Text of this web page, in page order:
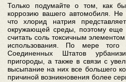
Только подумайте о том, как
коррозию вашего автомобиля. Не
что хлорид натрия
окружающей среды, поэтому еще
считать соль токсичным
использования. По мере
Соединенных Штатов
пригороды, а также в связи с
высыпание на них все большего
причиной возникновения более